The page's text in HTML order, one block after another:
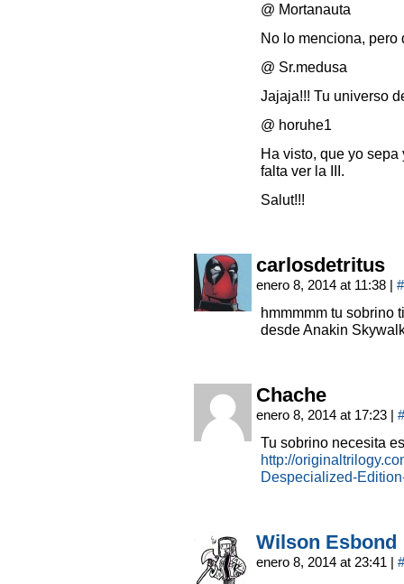
@ Mortanauta
No lo menciona, pero
@ Sr.medusa
Jajaja!!! Tu universo
@ horuhe1
Ha visto, que yo sepa
falta ver la III.
Salut!!!
carlosdetritus
enero 8, 2014 at 11:38 | #
hmmmmm tu sobrino
desde Anakin
Chache
enero 8, 2014 at 17:23 | #
Tu sobrino necesita
http://
Despecialized-
Wilson Esbond
enero 8, 2014 at 23:41 | #